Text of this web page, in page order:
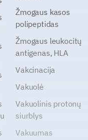
Žmogaus kasos
polipeptidas
Žmogaus leukocitų
antigenas, HLA
Vakcinacija
Vakuolė
Vakuolinis protonų
siurblys
Vakuumas